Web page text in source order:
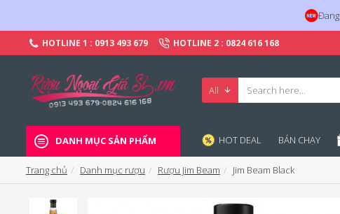
Đang
HOTLINE 1 : 0913 493 679 HOTLINE 2 : 0824 616 168
All
DANH MỤC SẢN PHẨM HOT DEAL BÁN CHẠY
Trang chủ Danh mục rượu Rượu Jim Beam Jim Beam Black